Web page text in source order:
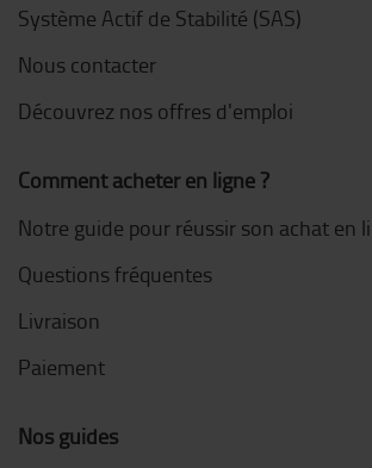
Système Actif de Stabilité (SAS)
Nous contacter
Découvrez nos offres d'emploi
Comment acheter en ligne ?
Notre guide pour réussir son achat en
Questions fréquentes
Livraison
Paiement
Nos guides